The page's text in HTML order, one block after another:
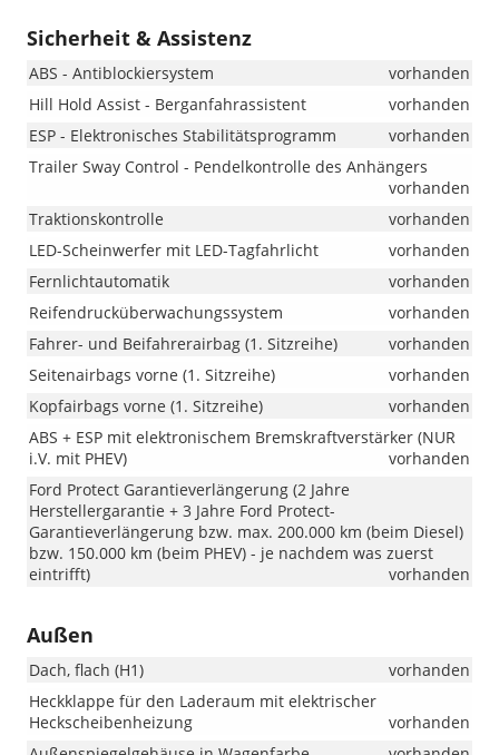
Sicherheit & Assistenz
ABS - Antiblockiersystem
vorhanden
Hill Hold Assist - Berganfahrassistent
vorhanden
ESP - Elektronisches Stabilitätsprogramm
vorhanden
Trailer Sway Control - Pendelkontrolle des Anhängers
vorhanden
Traktionskontrolle
vorhanden
LED-Scheinwerfer mit LED-Tagfahrlicht
vorhanden
Fernlichtautomatik
vorhanden
Reifendrucküberwachungssystem
vorhanden
Fahrer- und Beifahrerairbag (1. Sitzreihe)
vorhanden
Seitenairbags vorne (1. Sitzreihe)
vorhanden
Kopfairbags vorne (1. Sitzreihe)
vorhanden
ABS + ESP mit elektronischem Bremskraftverstärker (NUR
i.V. mit PHEV)
vorhanden
Ford Protect Garantieverlängerung (2 Jahre
Herstellergarantie + 3 Jahre Ford Protect-
Garantieverlängerung bzw. max. 200.000 km (beim Diesel)
bzw. 150.000 km (beim PHEV) - je nachdem was zuerst
eintrifft)
vorhanden
Außen
Dach, flach (H1)
vorhanden
Heckklappe für den Laderaum mit elektrischer
Heckscheibenheizung
vorhanden